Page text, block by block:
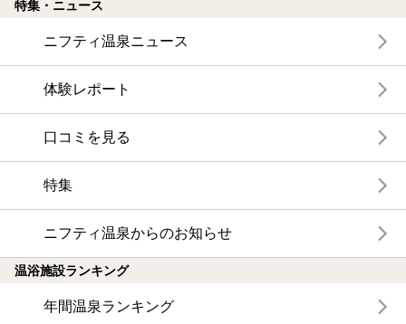
特集・ニュース
ニフティ温泉ニュース
体験レポート
口コミを見る
特集
ニフティ温泉からのお知らせ
温浴施設ランキング
年間温泉ランキング